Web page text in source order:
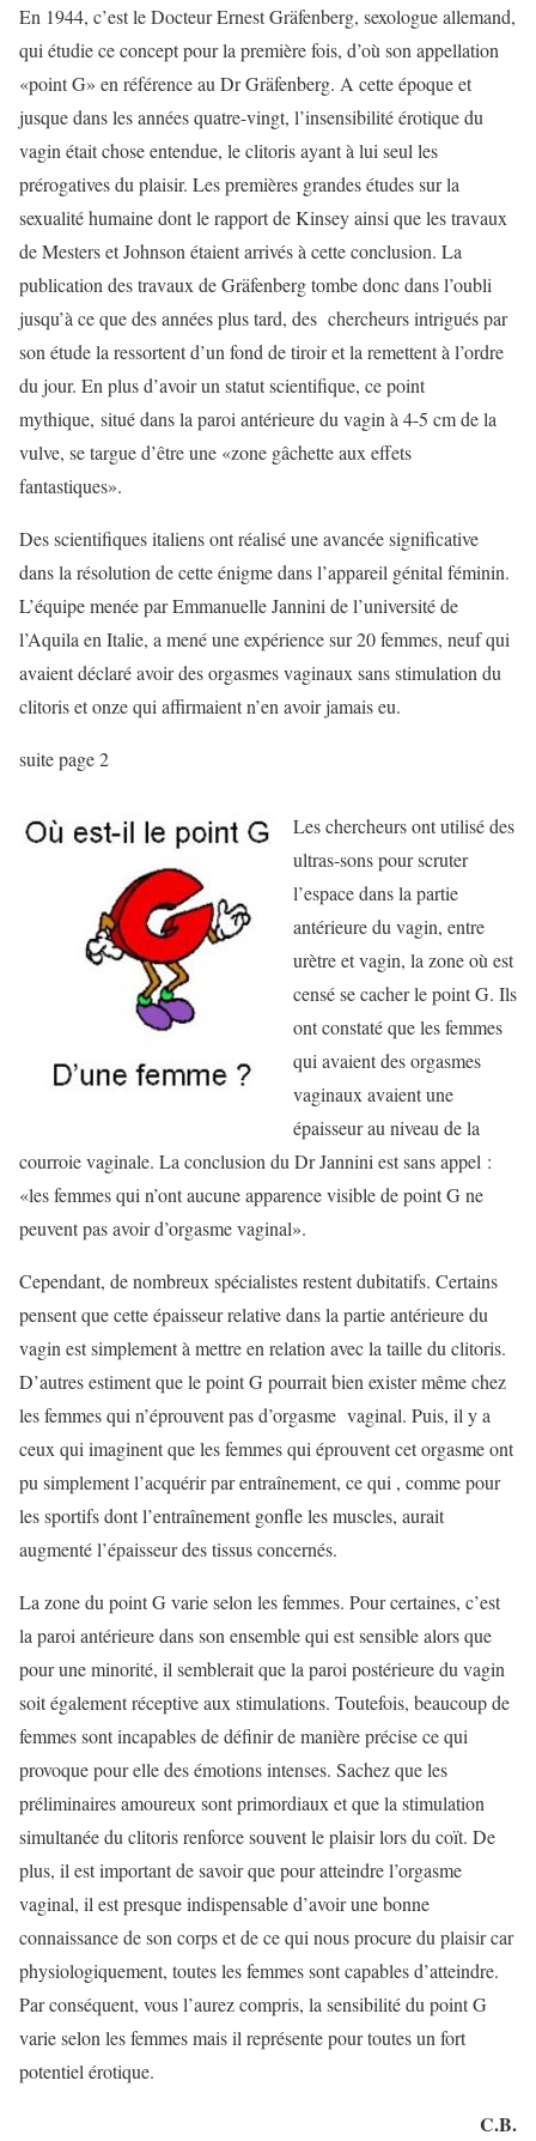
En 1944, c’est le Docteur Ernest Gräfenberg, sexologue allemand,
qui étudie ce concept pour la première fois, d’où son appellation
«point G» en référence au Dr Gräfenberg. A cette époque et
jusque dans les années quatre-vingt, l’insensibilité érotique du
vagin était chose entendue, le clitoris ayant à lui seul les
prérogatives du plaisir. Les premières grandes études sur la
sexualité humaine dont le rapport de Kinsey ainsi que les travaux
de Mesters et Johnson étaient arrivés à cette conclusion. La
publication des travaux de Gräfenberg tombe donc dans l’oubli
jusqu’à ce que des années plus tard, des chercheurs intrigués par
son étude la ressortent d’un fond de tiroir et la remettent à l’ordre
du jour. En plus d’avoir un statut scientifique, ce point
mythique, situé dans la paroi antérieure du vagin à 4-5 cm de la
vulve, se targue d’être une «zone gâchette aux effets
fantastiques».
Des scientifiques italiens ont réalisé une avancée significative
dans la résolution de cette énigme dans l’appareil génital féminin.
L’équipe menée par Emmanuelle Jannini de l’université de
l’Aquila en Italie, a mené une expérience sur 20 femmes, neuf qui
avaient déclaré avoir des orgasmes vaginaux sans stimulation du
clitoris et onze qui affirmaient n’en avoir jamais eu.
suite page 2
Les chercheurs ont utilisé des
ultras-sons pour scruter
l’espace dans la partie
antérieure du vagin, entre
urètre et vagin, la zone où est
censé se cacher le point G. Ils
ont constaté que les femmes
qui avaient des orgasmes
vaginaux avaient une
épaisseur au niveau de la
courroie vaginale. La conclusion du Dr Jannini est sans appel :
«les femmes qui n’ont aucune apparence visible de point G ne
peuvent pas avoir d’orgasme vaginal».
Cependant, de nombreux spécialistes restent dubitatifs. Certains
pensent que cette épaisseur relative dans la partie antérieure du
vagin est simplement à mettre en relation avec la taille du clitoris.
D’autres estiment que le point G pourrait bien exister même chez
les femmes qui n’éprouvent pas d’orgasme vaginal. Puis, il y a
ceux qui imaginent que les femmes qui éprouvent cet orgasme ont
pu simplement l’acquérir par entraînement, ce qui , comme pour
les sportifs dont l’entraînement gonfle les muscles, aurait
augmenté l’épaisseur des tissus concernés.
La zone du point G varie selon les femmes. Pour certaines, c’est
la paroi antérieure dans son ensemble qui est sensible alors que
pour une minorité, il semblerait que la paroi postérieure du vagin
soit également réceptive aux stimulations. Toutefois, beaucoup de
femmes sont incapables de définir de manière précise ce qui
provoque pour elle des émotions intenses. Sachez que les
préliminaires amoureux sont primordiaux et que la stimulation
simultanée du clitoris renforce souvent le plaisir lors du coït. De
plus, il est important de savoir que pour atteindre l’orgasme
vaginal, il est presque indispensable d’avoir une bonne
connaissance de son corps et de ce qui nous procure du plaisir car
physiologiquement, toutes les femmes sont capables d’atteindre.
Par conséquent, vous l’aurez compris, la sensibilité du point G
varie selon les femmes mais il représente pour toutes un fort
potentiel érotique.
C.B.